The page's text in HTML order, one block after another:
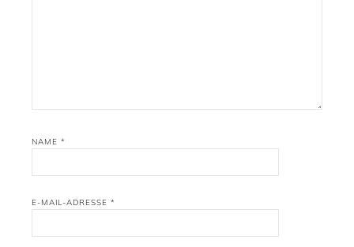
NAME *
E-MAIL-ADRESSE *